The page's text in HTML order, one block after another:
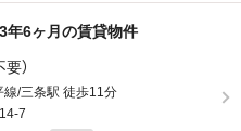
年6ヶ月の賃貸物件
）
/三条駅 徒歩11分
7